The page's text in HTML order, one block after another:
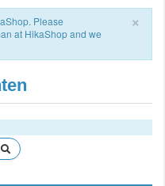
×
Please
at HikaShop and we